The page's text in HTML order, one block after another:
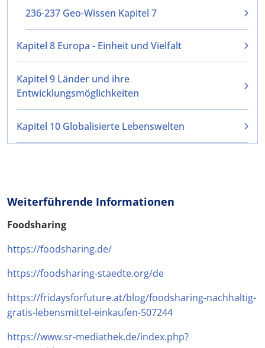
236-237 Geo-Wissen Kapitel 7
Kapitel 8 Europa - Einheit und Vielfalt
Kapitel 9 Länder und ihre
Entwicklungsmöglichkeiten
Kapitel 10 Globalisierte Lebenswelten
Weiterführende Informationen
Foodsharing
https://foodsharing.de/
https://foodsharing-staedte.org/de
https://fridaysforfuture.at/blog/foodsharing-nachhaltig-
gratis-lebensmittel-einkaufen-507244
https://www.sr-mediathek.de/index.php?